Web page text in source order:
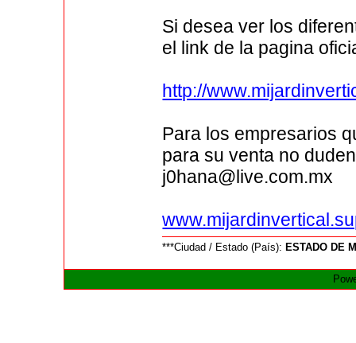
Si desea ver los
el link de la pagina
http://
Para los empresarios
para su venta no
j0hana@live.com.mx
***Ciudad / Estado (País): ESTADO DE